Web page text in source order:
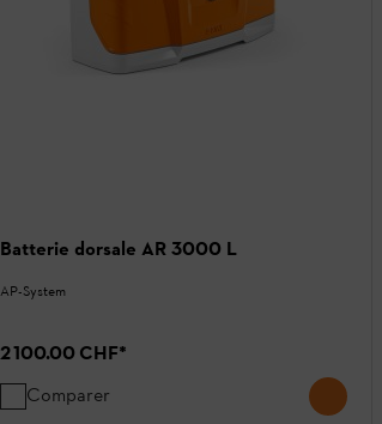
Batterie dorsale AR 3000 L
AP-System
2 100.00 CHF*
Comparer